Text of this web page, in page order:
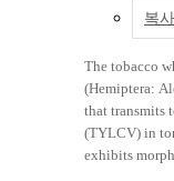
복
The tobacco
(Hemiptera:
that transmits
(TYLCV) in
exhibits